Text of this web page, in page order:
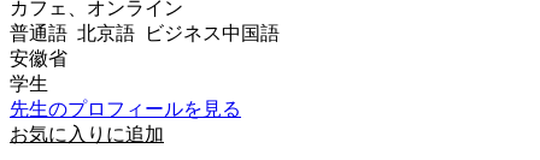
カフェ、オンライン
普通語 北京語 ビジネス中国語
安徽省
学生
先生のプロフィールを見る
お気に入りに追加